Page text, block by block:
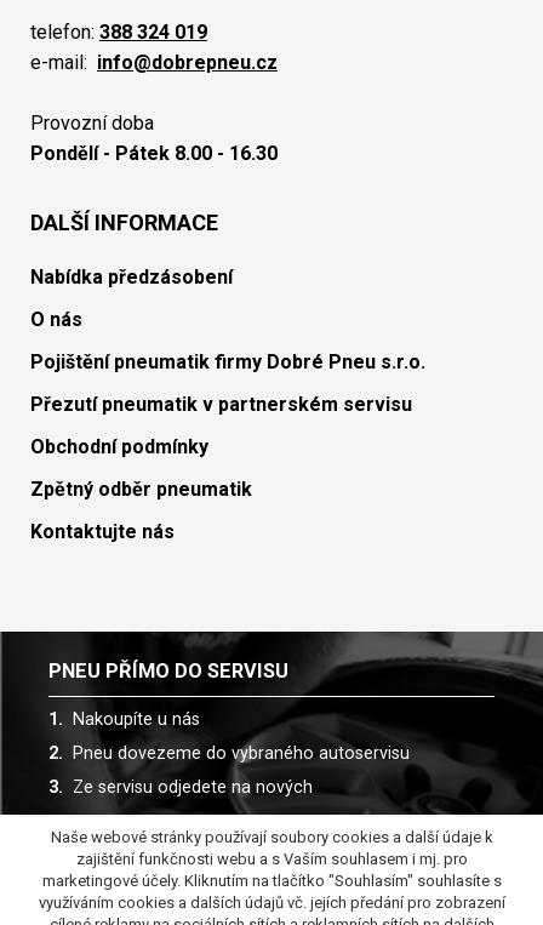
telefon: 388 324 019
e-mail: info@dobrepneu.cz
Provozní doba
Pondělí - Pátek 8.00 - 16.30
DALŠÍ INFORMACE
Nabídka předzásobení
O nás
Pojištění pneumatik firmy Dobré Pneu s.r.o.
Přezutí pneumatik v partnerském servisu
Obchodní podmínky
Zpětný odběr pneumatik
Kontaktujte nás
PNEU PŘÍMO DO SERVISU
Nakoupíte u nás
Pneu dovezeme do vybraného autoservisu
Ze servisu odjedete na nových
Spolupracujeme s více než 30 autoservisy
Naše webové stránky používají soubory cookies a další údaje k
zajištění funkčnosti webu a s Vaším souhlasem i mj. pro
marketingové účely. Kliknutím na tlačítko "Souhlasím" souhlasíte s
využíváním cookies a dalších údajů vč. jejích předání pro zobrazení